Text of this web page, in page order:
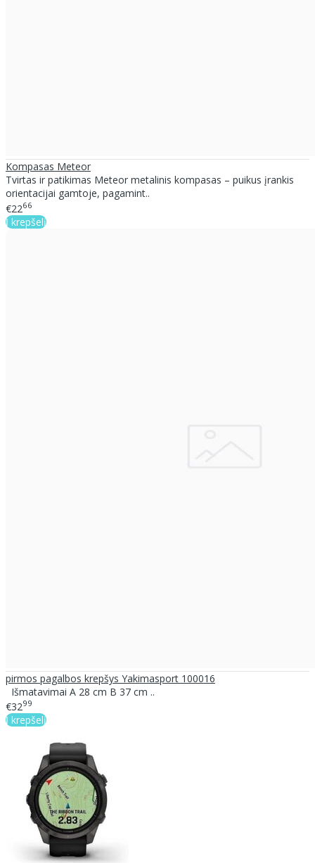
Kompasas Meteor
Tvirtas ir patikimas Meteor metalinis kompasas – puikus įrankis
orientacijai gamtoje, pagamint..
€2266
Į krepšelį
pirmos pagalbos krepšys Yakimasport 100016
Išmatavimai A 28 cm B 37 cm ..
€3299
Į krepšelį